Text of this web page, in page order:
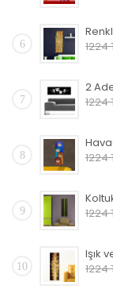
6
1224
7
1224
8
1224
9
1224
10
1224